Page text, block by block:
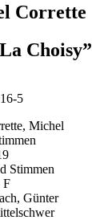
Corrette
Choisy”
5
Michel
Stimmen
F
Günter